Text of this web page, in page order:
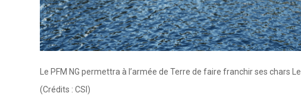
Le PFM NG permettra à l’armée de Terre de faire franchir ses chars
(Crédits : CSI)